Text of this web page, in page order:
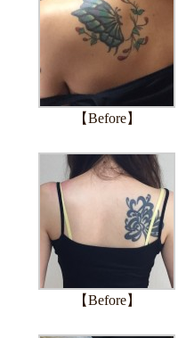
【Before】
【Before】